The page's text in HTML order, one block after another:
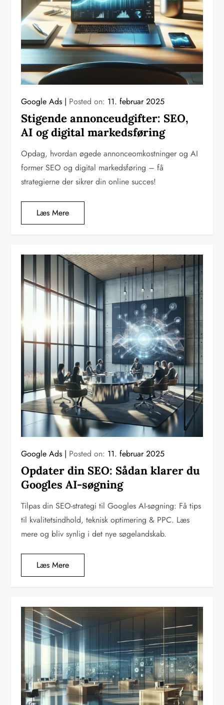
Google Ads Posted on: 11. februar 2025
Stigende annonceudgifter: SEO,
AI og digital markedsføring
Opdag, hvordan øgede annonceomkostninger og AI
former SEO og digital markedsføring – få
strategierne der sikrer din online succes!
Læs Mere
Google Ads Posted on: 11. februar 2025
Opdater din SEO: Sådan klarer du
Googles AI-søgning
Tilpas din SEO-strategi til Googles AI-søgning: Få tips
til kvalitetsindhold, teknisk optimering & PPC. Læs
mere og bliv synlig i det nye søgelandskab.
Læs Mere